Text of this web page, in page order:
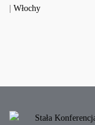
Włochy